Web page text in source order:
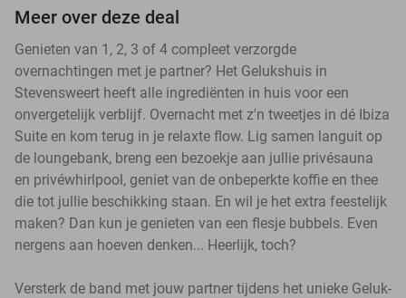
Meer over deze deal
Genieten van 1, 2, 3 of 4 compleet verzorgde
overnachtingen met je partner? Het Gelukshuis in
Stevensweert heeft alle ingrediënten in huis voor een
onvergetelijk verblijf. Overnacht met z'n tweetjes in dé Ibiza
Suite en kom terug in je relaxte flow. Lig samen languit op
de loungebank, breng een bezoekje aan jullie privésauna
en privéwhirlpool, geniet van de onbeperkte koffie en thee
die tot jullie beschikking staan. En wil je het extra feestelijk
maken? Dan kun je genieten van een flesje bubbels. Even
nergens aan hoeven denken... Heerlijk, toch?
Versterk de band met jouw partner tijdens het unieke Geluk-